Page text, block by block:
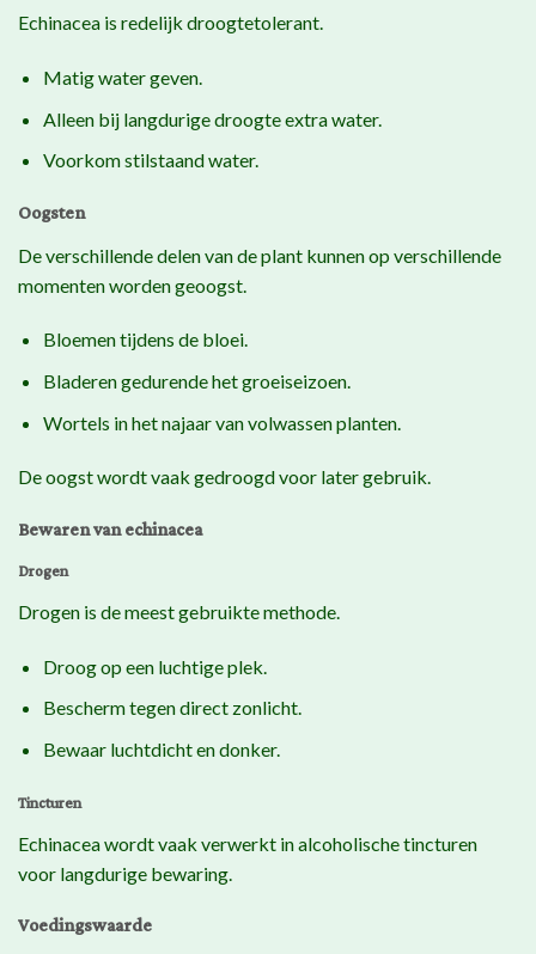
Echinacea is redelijk droogtetolerant.
Matig water geven.
Alleen bij langdurige droogte extra water.
Voorkom stilstaand water.
Oogsten
De verschillende delen van de plant kunnen op verschillende
momenten worden geoogst.
Bloemen tijdens de bloei.
Bladeren gedurende het groeiseizoen.
Wortels in het najaar van volwassen planten.
De oogst wordt vaak gedroogd voor later gebruik.
Bewaren van echinacea
Drogen
Drogen is de meest gebruikte methode.
Droog op een luchtige plek.
Bescherm tegen direct zonlicht.
Bewaar luchtdicht en donker.
Tincturen
Echinacea wordt vaak verwerkt in alcoholische tincturen
voor langdurige bewaring.
Voedingswaarde